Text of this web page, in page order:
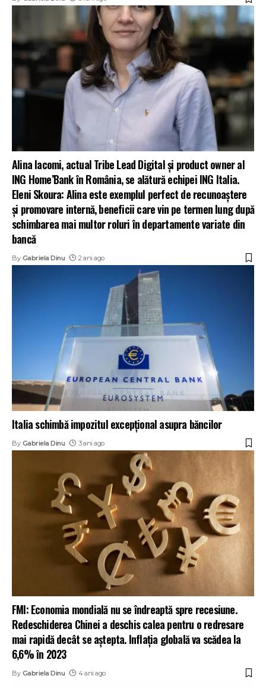
Alina Iacomi, actual Tribe Lead Digital și product owner al
ING Home’Bank în România, se alătură echipei ING Italia.
Eleni Skoura: Alina este exemplul perfect de recunoaștere
și promovare internă, beneficii care vin pe termen lung după
schimbarea mai multor roluri în departamente variate din
bancă
By Gabriela Dinu 2 ani ago
Italia schimbă impozitul excepțional asupra băncilor
By Gabriela Dinu 3 ani ago
FMI: Economia mondială nu se îndreaptă spre recesiune.
Redeschiderea Chinei a deschis calea pentru o redresare
mai rapidă decât se aștepta. Inflația globală va scădea la
6,6% în 2023
By Gabriela Dinu 4 ani ago